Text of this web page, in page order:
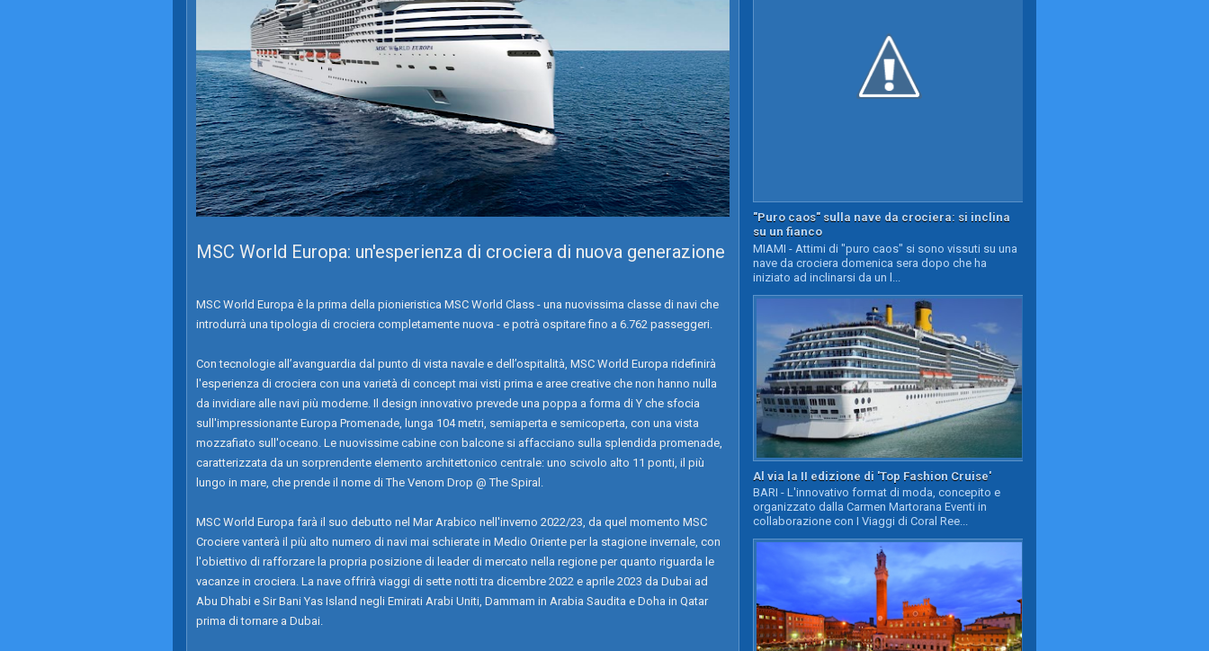
MSC World Europa: un'esperienza di crociera di nuova generazione
MSC World Europa è la prima della pionieristica MSC World Class - una nuovissima classe di navi che
introdurrà una tipologia di crociera completamente nuova - e potrà ospitare fino a 6.762 passeggeri.
Con tecnologie all’avanguardia dal punto di vista navale e dell’ospitalità, MSC World Europa ridefinirà
l'esperienza di crociera con una varietà di concept mai visti prima e aree creative che non hanno nulla
da invidiare alle navi più moderne. Il design innovativo prevede una poppa a forma di Y che sfocia
sull'impressionante Europa Promenade, lunga 104 metri, semiaperta e semicoperta, con una vista
mozzafiato sull'oceano. Le nuovissime cabine con balcone si affacciano sulla splendida promenade,
caratterizzata da un sorprendente elemento architettonico centrale: uno scivolo alto 11 ponti, il più
lungo in mare, che prende il nome di The Venom Drop @ The Spiral.
MSC World Europa farà il suo debutto nel Mar Arabico nell'inverno 2022/23, da quel momento MSC
Crociere vanterà il più alto numero di navi mai schierate in Medio Oriente per la stagione invernale, con
l'obiettivo di rafforzare la propria posizione di leader di mercato nella regione per quanto riguarda le
vacanze in crociera. La nave offrirà viaggi di sette notti tra dicembre 2022 e aprile 2023 da Dubai ad
Abu Dhabi e Sir Bani Yas Island negli Emirati Arabi Uniti, Dammam in Arabia Saudita e Doha in Qatar
prima di tornare a Dubai.
"Puro caos" sulla nave da crociera: si inclina
su un fianco
MIAMI - Attimi di "puro caos" si sono vissuti su una
nave da crociera domenica sera dopo che ha
iniziato ad inclinarsi da un l...
Al via la II edizione di 'Top Fashion Cruise'
BARI - L'innovativo format di moda, concepito e
organizzato dalla Carmen Martorana Eventi in
collaborazione con I Viaggi di Coral Ree...